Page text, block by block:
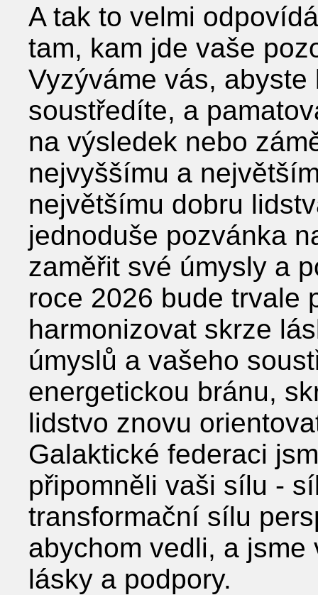
A tak to velmi
tam, kam jde vaše
Vyzýváme vás,
soustředíte, a
na výsledek nebo
nejvyššímu a
největšímu dobru
jednoduše pozvánka
zaměřit své úmysly a
roce 2026 bude trvale
harmonizovat skrze
úmyslů a vašeho
energetickou bránu,
lidstvo znovu
Galaktické federaci
připomněli vaši sílu -
transformační sílu
abychom vedli, a
lásky a podpory.